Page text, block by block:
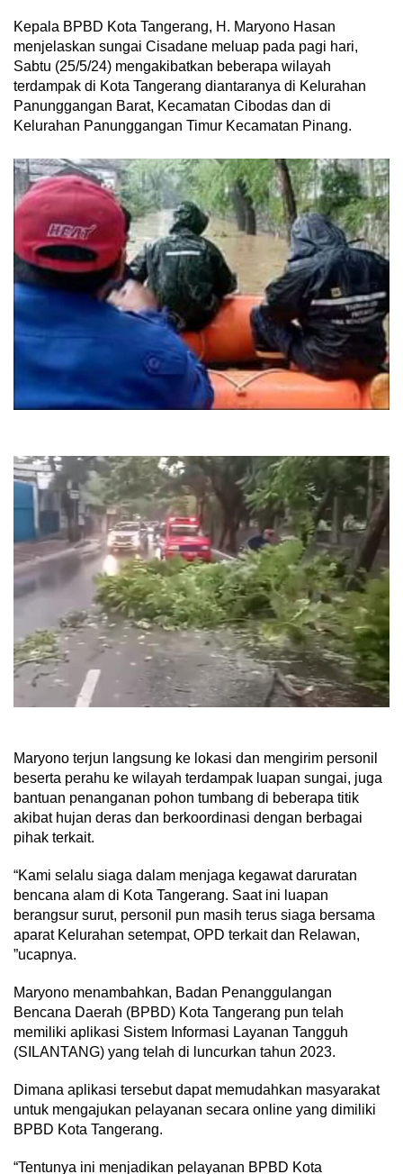
Kepala BPBD Kota Tangerang, H. Maryono Hasan
menjelaskan sungai Cisadane meluap pada pagi hari,
Sabtu (25/5/24) mengakibatkan beberapa wilayah
terdampak di Kota Tangerang diantaranya di Kelurahan
Panunggangan Barat, Kecamatan Cibodas dan di
Kelurahan Panunggangan Timur Kecamatan Pinang.
Maryono terjun langsung ke lokasi dan mengirim personil
beserta perahu ke wilayah terdampak luapan sungai, juga
bantuan penanganan pohon tumbang di beberapa titik
akibat hujan deras dan berkoordinasi dengan berbagai
pihak terkait.
“Kami selalu siaga dalam menjaga kegawat daruratan
bencana alam di Kota Tangerang. Saat ini luapan
berangsur surut, personil pun masih terus siaga bersama
aparat Kelurahan setempat, OPD terkait dan Relawan,
”ucapnya.
Maryono menambahkan, Badan Penanggulangan
Bencana Daerah (BPBD) Kota Tangerang pun telah
memiliki aplikasi Sistem Informasi Layanan Tangguh
(SILANTANG) yang telah di luncurkan tahun 2023.
Dimana aplikasi tersebut dapat memudahkan masyarakat
untuk mengajukan pelayanan secara online yang dimiliki
BPBD Kota Tangerang.
“Tentunya ini menjadikan pelayanan BPBD Kota